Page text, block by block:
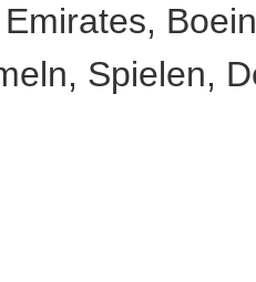
Spielen,